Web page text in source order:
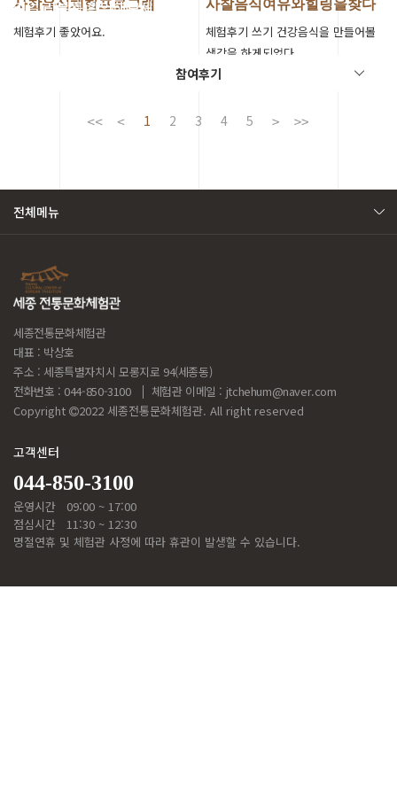
리얼 리뷰를 확인해보세요.
참여후기
사찰음식체험프로그램
체험후기 좋았어요.
사찰음식여유와힐링을찾다
체험후기 쓰기 건강음식을 만들어볼
생각을 하게되었다
1 2 3 4 5
전체메뉴
세종전통문화체험관
대표 : 박상호
주소 : 세종특별자치시 모롱지로 94(세종동)
전화번호 : 044-850-3100
체험관 이메일 : jtchehum@naver.com
Copyright
2022 세종전통문화체험관. All right reserved
고객센터
044-850-3100
운영시간
09:00 ~ 17:00
점심시간
11:30 ~ 12:30
명절연휴 및 체험관 사정에 따라 휴관이 발생할 수 있습니다.